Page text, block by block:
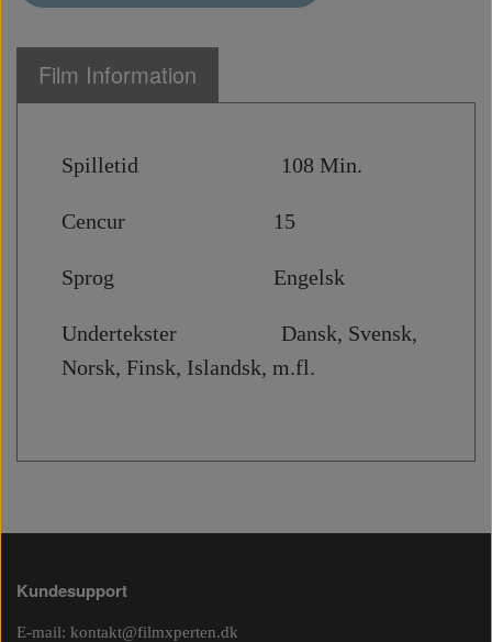
Film Information
Spilletid 108 Min.
Cencur 15
Sprog Engelsk
Undertekster Dansk, Svensk,
Norsk, Finsk, Islandsk, m.fl.
Kundesupport
E-mail: kontakt@filmxperten.dk